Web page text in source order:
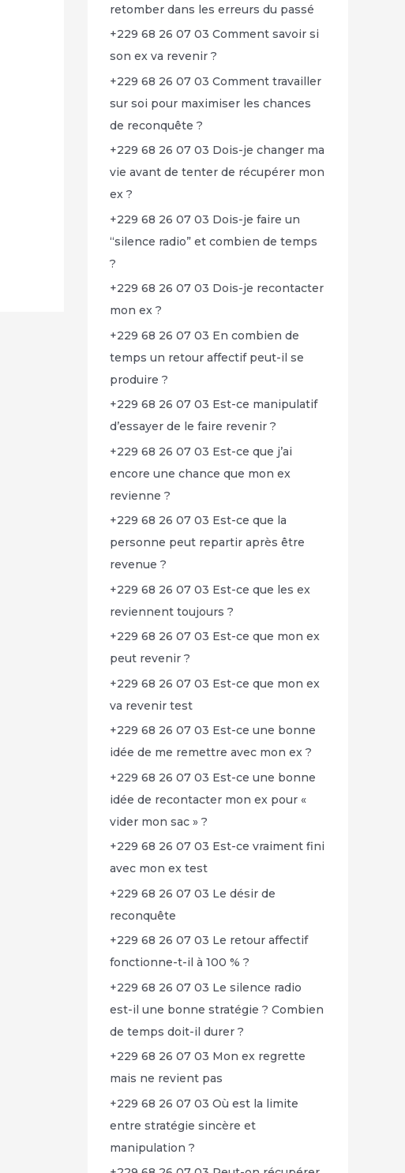
retomber dans les erreurs du passé
+229 68 26 07 03 Comment savoir si
son ex va revenir ?
+229 68 26 07 03 Comment travailler
sur soi pour maximiser les chances
de reconquête ?
+229 68 26 07 03 Dois-je changer ma
vie avant de tenter de récupérer mon
ex ?
+229 68 26 07 03 Dois-je faire un
“silence radio” et combien de temps
?
+229 68 26 07 03 Dois-je recontacter
mon ex ?
+229 68 26 07 03 En combien de
temps un retour affectif peut-il se
produire ?
+229 68 26 07 03 Est-ce manipulatif
d’essayer de le faire revenir ?
+229 68 26 07 03 Est-ce que j’ai
encore une chance que mon ex
revienne ?
+229 68 26 07 03 Est-ce que la
personne peut repartir après être
revenue ?
+229 68 26 07 03 Est-ce que les ex
reviennent toujours ?
+229 68 26 07 03 Est-ce que mon ex
peut revenir ?
+229 68 26 07 03 Est-ce que mon ex
va revenir test
+229 68 26 07 03 Est-ce une bonne
idée de me remettre avec mon ex ?
+229 68 26 07 03 Est-ce une bonne
idée de recontacter mon ex pour «
vider mon sac » ?
+229 68 26 07 03 Est-ce vraiment fini
avec mon ex test
+229 68 26 07 03 Le désir de
reconquête
+229 68 26 07 03 Le retour affectif
fonctionne-t-il à 100 % ?
+229 68 26 07 03 Le silence radio
est-il une bonne stratégie ? Combien
de temps doit-il durer ?
+229 68 26 07 03 Mon ex regrette
mais ne revient pas
+229 68 26 07 03 Où est la limite
entre stratégie sincère et
manipulation ?